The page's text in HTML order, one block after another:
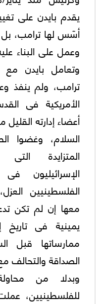
يقدم بايدن على
أسّس لها ترامب،
وعمل على البناء
وتعامل بايدن
ترامب، ولم ينفذ
الأمريكية فى
أعضاء إدارته
السلام، وغضوا
المتزايدة
الإسرائيليون
الفلسطينيين
معها إن لم تكن
يمينية فى تاريخ
ممارساتها قبل
الصداقة والتحالف
وبدلا من
للفلسطينيين،